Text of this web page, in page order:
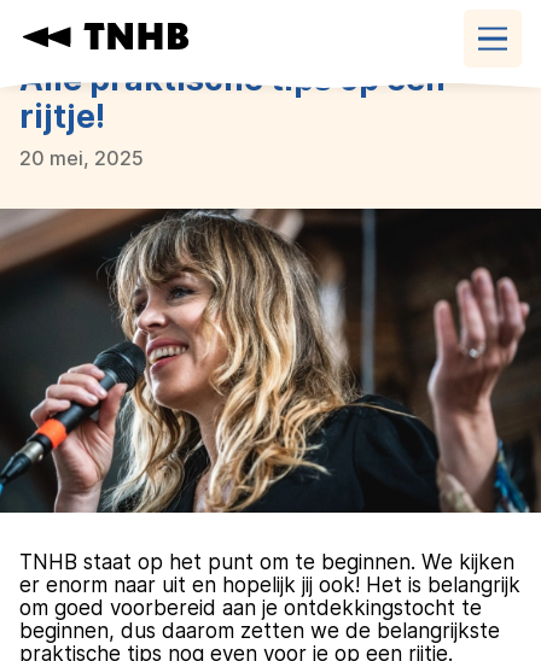
Navigatie
Alle praktische tips op een
rijtje!
20 mei, 2025
TNHB staat op het punt om te beginnen. We kijken
er enorm naar uit en hopelijk jij ook! Het is belangrijk
om goed voorbereid aan je ontdekkingstocht te
beginnen, dus daarom zetten we de belangrijkste
praktische tips nog even voor je op een rijtje.